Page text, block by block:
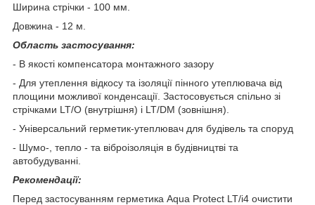
Ширина стрічки - 100 мм.
Довжина - 12 м.
Область застосування:
- В якості компенсатора монтажного зазору
- Для утеплення відкосу та ізоляції пінного утеплювача від
площини можливої конденсації. Застосовується спільно зі
стрічками LT/O (внутрішня) і LT/DM (зовнішня).
- Універсальний герметик-утеплювач для будівель та споруд
- Шумо-, тепло - та віброізоляція в будівництві та
автобудуванні.
Рекомендації:
Перед застосуванням герметика Aqua Protect LT/i4 очистити